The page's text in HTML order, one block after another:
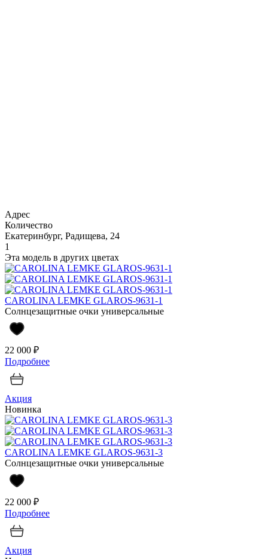
Адрес
Количество
Екатеринбург, Радищева, 24
1
Эта модель в других цветах
CAROLINA LEMKE GLAROS-9631-1
Солнцезащитные очки универсальные
22 000 ₽
Подробнее
Акция
Новинка
CAROLINA LEMKE GLAROS-9631-3
Солнцезащитные очки универсальные
22 000 ₽
Подробнее
Акция